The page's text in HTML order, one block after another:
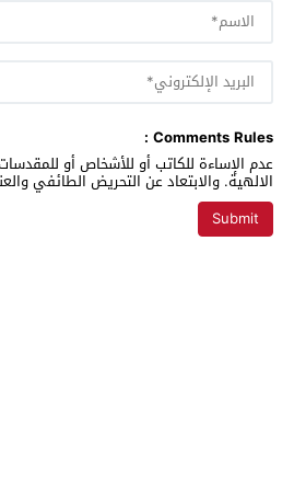
Comments Rules :
عدم الإساءة للكاتب أو للأشخاص أو
الالهية. والابتعاد عن التحريض الطائفي